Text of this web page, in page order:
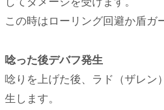
この時はローリング回避か盾ガ
唸った後デバフ発生
唸りを上げた後、ラド（ザレン
生します。